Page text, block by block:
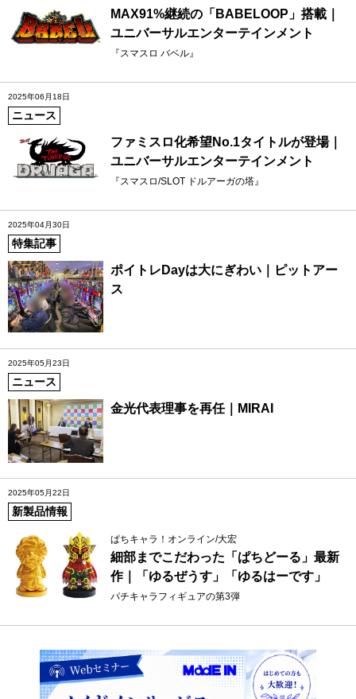
MAX91%継続の「BABELOOP」搭載｜
ユニバーサルエンターテインメント
『スマスロ バベル』
2025年06月18日
ニュース
ファミスロ化希望No.1タイトルが登場｜
ユニバーサルエンターテインメント
『スマスロ/SLOT ドルアーガの塔』
2025年04月30日
特集記事
ポイトレDayは大にぎわい｜ピットアー
ス
2025年05月23日
ニュース
金光代表理事を再任｜MIRAI
2025年05月22日
新製品情報
ぱちキャラ！オンライン/大宏
細部までこだわった「ぱちどーる」最新
作｜「ゆるぜうす」「ゆるはーです」
パチキャラフィギュアの第3弾